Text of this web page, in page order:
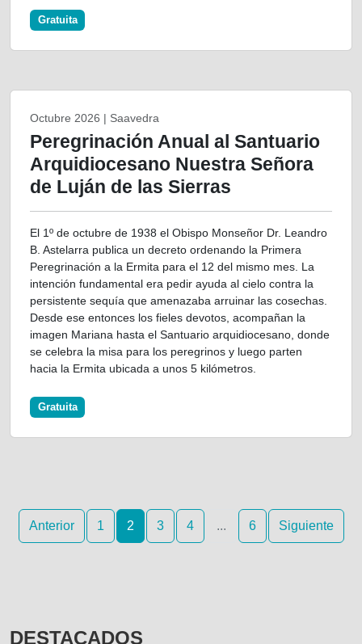
Gratuita
Octubre 2026 | Saavedra
Peregrinación Anual al Santuario
Arquidiocesano Nuestra Señora
de Luján de las Sierras
El 1º de octubre de 1938 el Obispo Monseñor Dr. Leandro
B. Astelarra publica un decreto ordenando la Primera
Peregrinación a la Ermita para el 12 del mismo mes. La
intención fundamental era pedir ayuda al cielo contra la
persistente sequía que amenazaba arruinar las cosechas.
Desde ese entonces los fieles devotos, acompañan la
imagen Mariana hasta el Santuario arquidiocesano, donde
se celebra la misa para los peregrinos y luego parten
hacia la Ermita ubicada a unos 5 kilómetros.
Gratuita
Anterior 1 2 3 4 ... 6 Siguiente
DESTACADOS